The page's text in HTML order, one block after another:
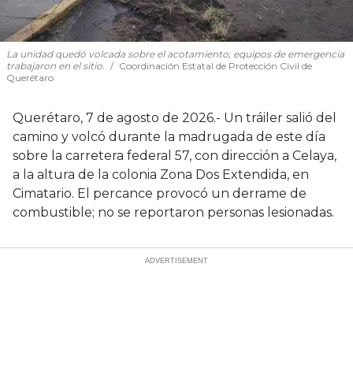
La unidad quedó volcada sobre el acotamiento; equipos de emergencia
trabajaron en el sitio.
Coordinación Estatal de Protección Civil de
Querétaro
Querétaro, 7 de agosto de 2026.- Un tráiler salió del
camino y volcó durante la madrugada de este día
sobre la carretera federal 57, con dirección a Celaya,
a la altura de la colonia Zona Dos Extendida, en
Cimatario. El percance provocó un derrame de
combustible; no se reportaron personas lesionadas.